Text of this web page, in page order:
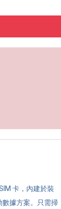
卡，內建於裝
數據方案。只需掃